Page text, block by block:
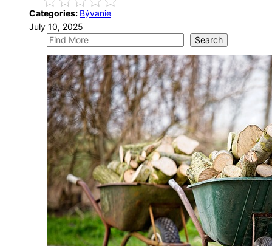
Categories: Bývanie
July 10, 2025
S
a
r
c
h
Search